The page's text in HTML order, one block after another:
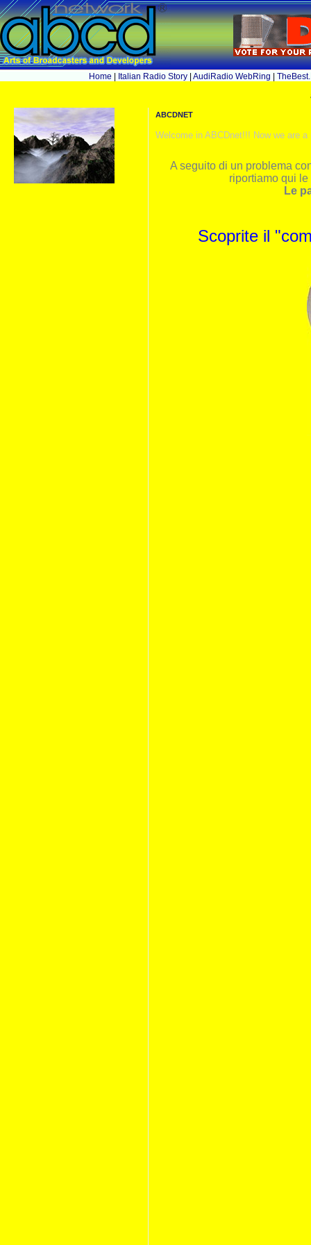
Home Italian Radio Story| AudiRadio WebRing
abcdnet
Welcome in ABCDnet!!! Now we are
A seguito di un problema
riportiamo qui
Le
Scoprite il